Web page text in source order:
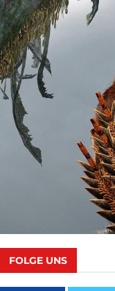
FOLGE UNS